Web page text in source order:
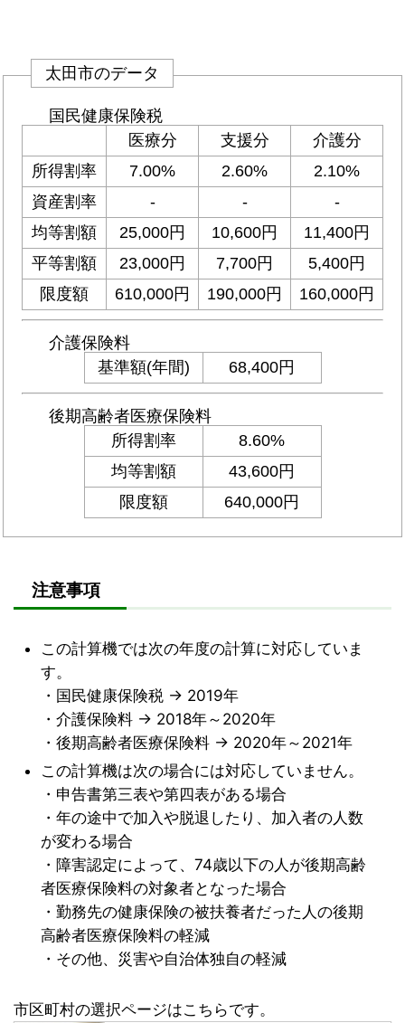
注意事項
この計算機では次の年度の計算に対応していま
す。
・国民健康保険税 → 2019年
・介護保険料 → 2018年～2020年
・後期高齢者医療保険料 → 2020年～2021年
この計算機は次の場合には対応していません。
・申告書第三表や第四表がある場合
・年の途中で加入や脱退したり、加入者の人数
が変わる場合
・障害認定によって、74歳以下の人が後期高齢
者医療保険料の対象者となった場合
・勤務先の健康保険の被扶養者だった人の後期
高齢者医療保険料の軽減
・その他、災害や自治体独自の軽減
市区町村の選択ページはこちらです。